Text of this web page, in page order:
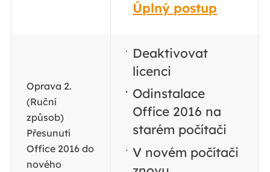
Úplný postup
Oprava 2.
(Ruční
způsob)
Přesunutí
Office 2016 do
nového
Deaktivovat
licenci
Odinstalace
Office 2016 na
starém počítači
V novém počítači